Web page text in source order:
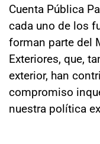
Cuenta Pública
cada uno de los
forman parte del
Exteriores, que,
exterior, han
compromiso
nuestra política